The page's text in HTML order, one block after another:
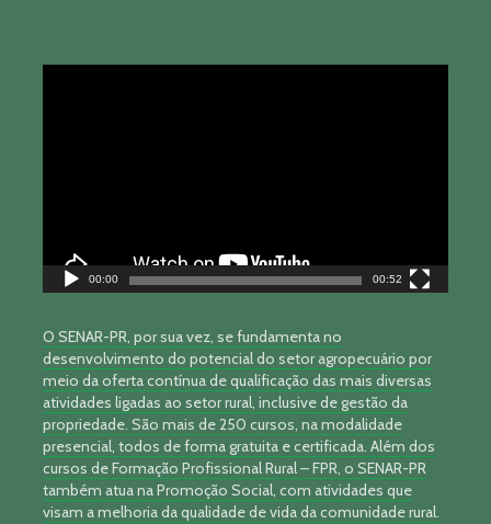
00:00 00:52
O SENAR-PR, por sua vez, se fundamenta no
desenvolvimento do potencial do setor agropecuário por
meio da oferta contínua de qualificação das mais diversas
atividades ligadas ao setor rural, inclusive de gestão da
propriedade. São mais de 250 cursos, na modalidade
presencial, todos de forma gratuita e certificada. Além dos
cursos de Formação Profissional Rural – FPR, o SENAR-PR
também atua na Promoção Social, com atividades que
visam a melhoria da qualidade de vida da comunidade rural.